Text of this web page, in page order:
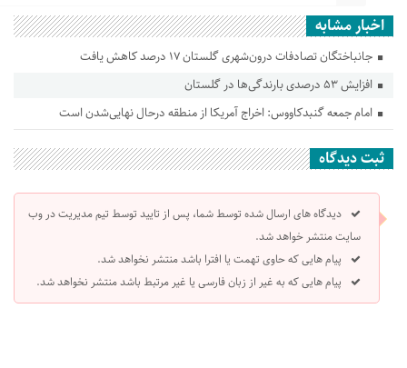
اخبار مشابه
جانباختگان تصادفات درون‌شهری گلستان ۱۷ درصد کاهش یافت
افزایش ۵۳ درصدی بارندگی‌ها در گلستان
امام جمعه گنبدکاووس: اخراج آمریکا از منطقه درحال نهایی‌شدن است
ثبت دیدگاه
دیدگاه های ارسال شده توسط شما، پس از تایید توسط تیم مدیریت در وب
سایت منتشر خواهد شد.
پیام هایی که حاوی تهمت یا افترا باشد منتشر نخواهد شد.
پیام هایی که به غیر از زبان فارسی یا غیر مرتبط باشد منتشر نخواهد شد.